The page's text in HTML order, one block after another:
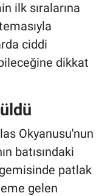
ilk sıralarına
ciddi
dikkat
Okyanusu'nun
batısındaki
patlak
gelen